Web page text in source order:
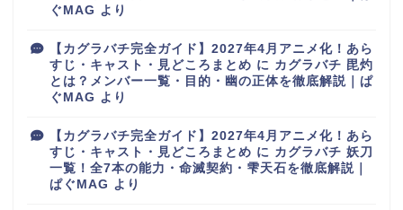
ぐMAG より
【カグラバチ完全ガイド】2027年4月アニメ化！あら
すじ・キャスト・見どころまとめ に カグラバチ 毘灼
とは？メンバー一覧・目的・幽の正体を徹底解説｜ぱ
ぐMAG より
【カグラバチ完全ガイド】2027年4月アニメ化！あら
すじ・キャスト・見どころまとめ に カグラバチ 妖刀
一覧！全7本の能力・命滅契約・雫天石を徹底解説｜
ぱぐMAG より